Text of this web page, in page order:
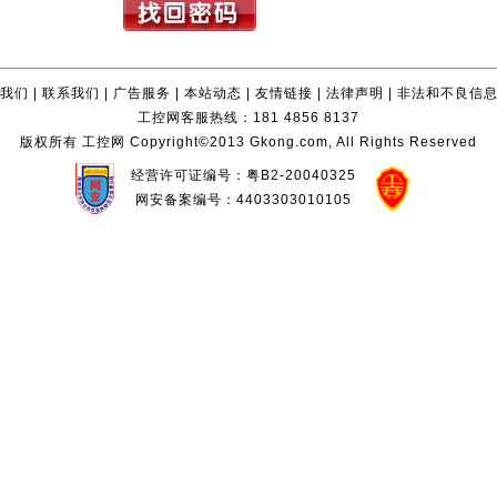
们 | 联系我们 | 广告服务 | 本站动态 | 友情链接 | 法律声明 | 非法和不良信
工控网客服热线：181 4856 8137
版权所有 工控网 Copyright©2013 Gkong.com, All Rights Reserved
经营许可证编号：粤B2-20040325
网安备案编号：4403303010105